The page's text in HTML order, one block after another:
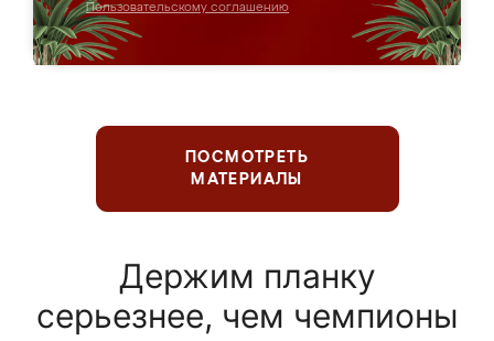
Пользовательскому соглашению
ПОСМОТРЕТЬ
МАТЕРИАЛЫ
Держим планку
серьезнее, чем чемпионы